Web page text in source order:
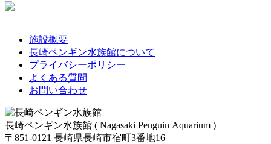
施設概要
長崎ペンギン水族館について
プライバシーポリシー
よくある質問
お問い合わせ
長崎ペンギン水族館 ( Nagasaki Penguin Aquarium )
〒851-0121 長崎県長崎市宿町3番地16